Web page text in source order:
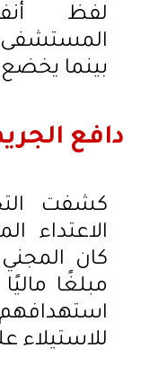
لفظ
المستشفى
بينما يخضع
دافع
كشفت
الاعتداء
كان
مبلغًا
للاستيلاء